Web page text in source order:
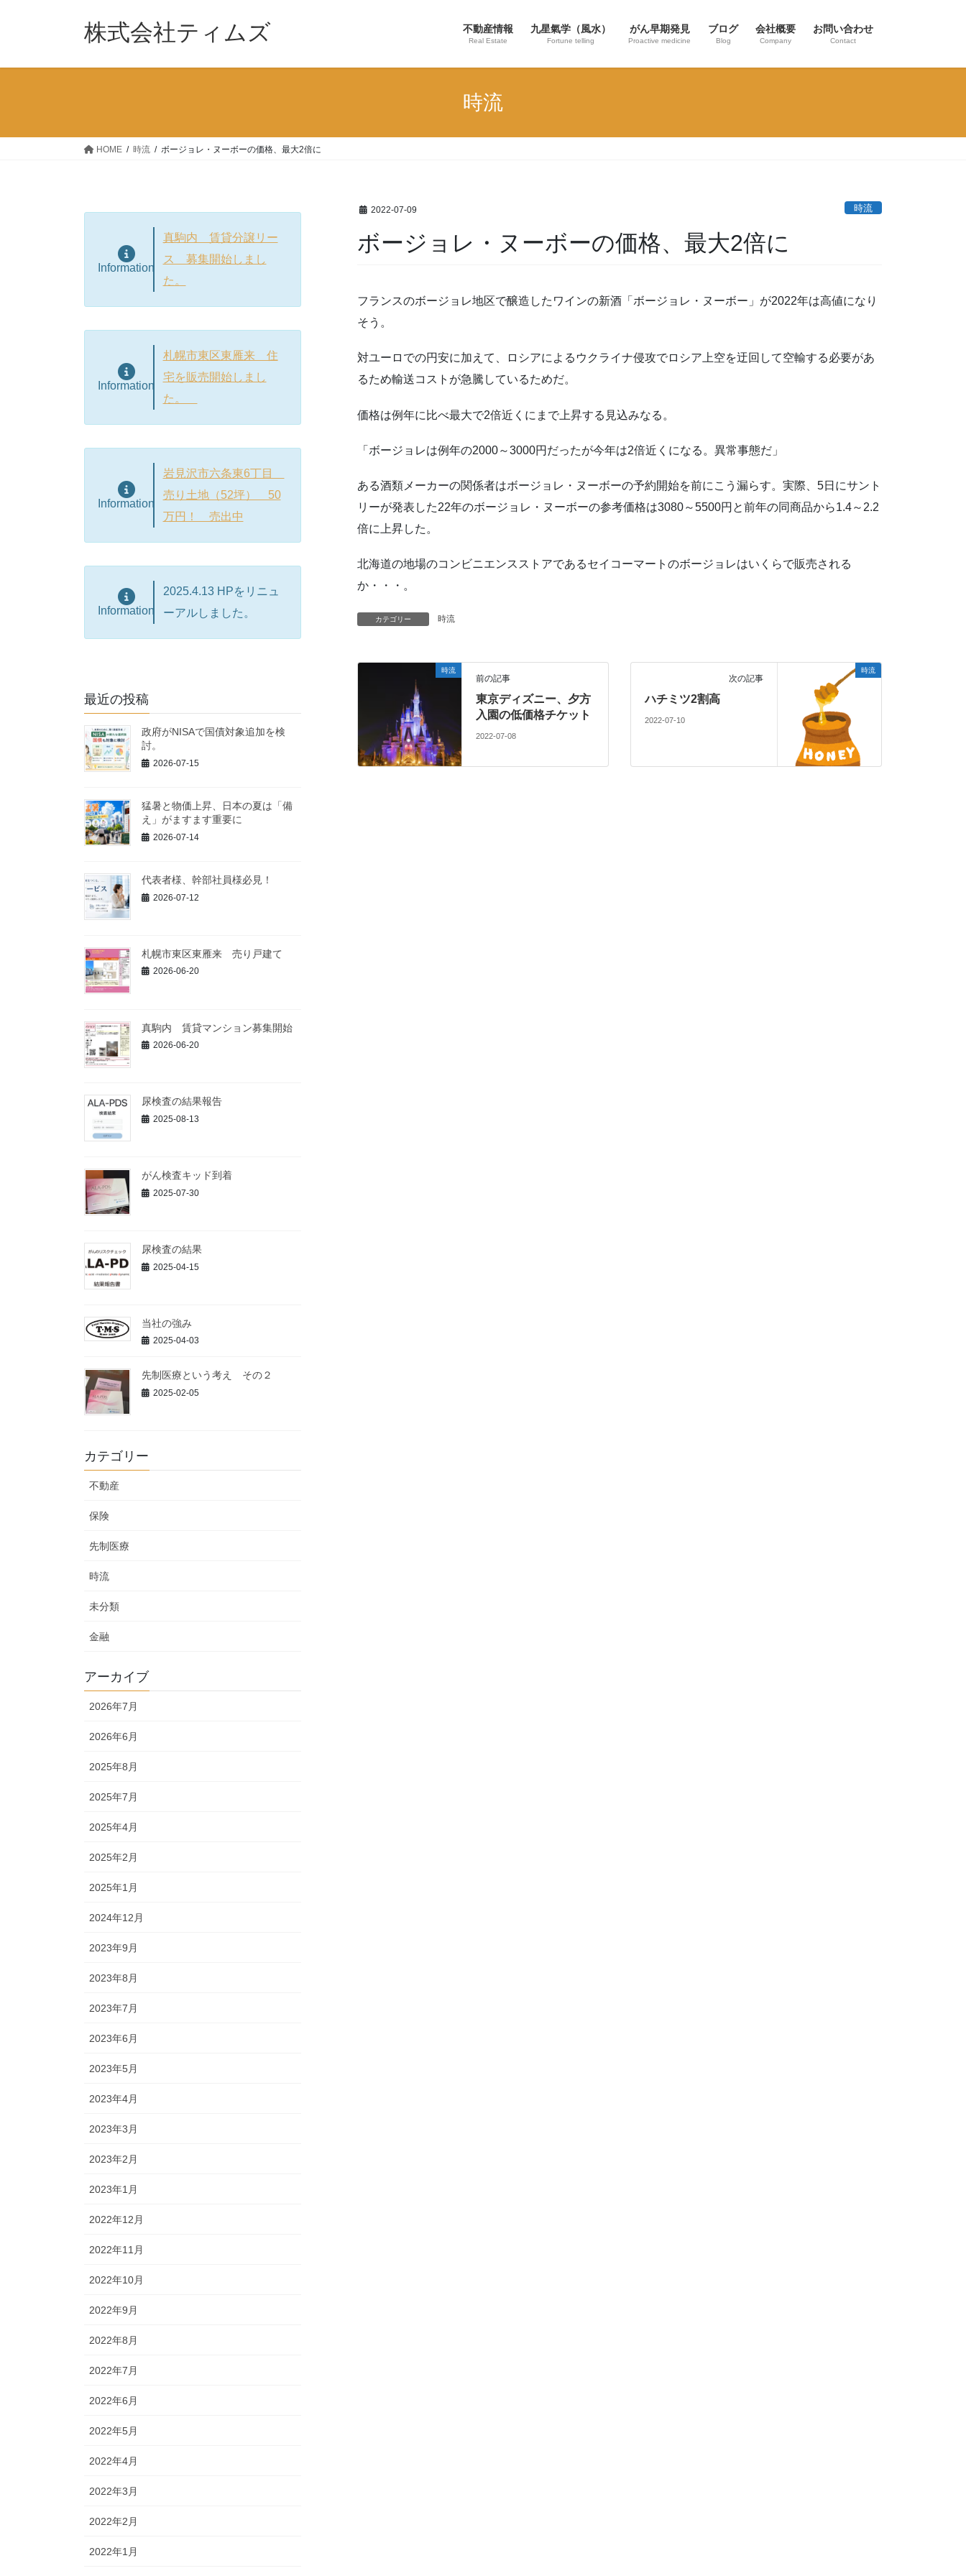
株式会社ティムズ 不動産情報
Real Estate
九星氣学（風水）
Fortune telling
がん早期発見
Proactive medicine
ブログ
Blog
会社概要
Company
お問い合わせ
Contact
時流
HOME 時流 ボージョレ・ヌーボーの価格、最大2倍に
2022-07-09 時流
ボージョレ・ヌーボーの価格、最大2倍に
フランスのボージョレ地区で醸造したワインの新酒「ボージョレ・ヌーボー」が2022年は高値になり
そう。
対ユーロでの円安に加えて、ロシアによるウクライナ侵攻でロシア上空を迂回して空輸する必要があ
るため輸送コストが急騰しているためだ。
価格は例年に比べ最大で2倍近くにまで上昇する見込みなる。
「ボージョレは例年の2000～3000円だったが今年は2倍近くになる。異常事態だ」
ある酒類メーカーの関係者はボージョレ・ヌーボーの予約開始を前にこう漏らす。実際、5日にサント
リーが発表した22年のボージョレ・ヌーボーの参考価格は3080～5500円と前年の同商品から1.4～2.2
倍に上昇した。
北海道の地場のコンビニエンスストアであるセイコーマートのボージョレはいくらで販売される
か・・・。
カテゴリー 時流
時流
前の記事
東京ディズニー、夕方
入園の低価格チケット
2022-07-08
時流
次の記事
ハチミツ2割高
2022-07-10
Information
真駒内 賃貸分譲リー
ス 募集開始しまし
た。
Information
札幌市東区東雁来 住
宅を販売開始しまし
た。
Information
岩見沢市六条東6丁目
売り土地（52坪） 50
万円！ 売出中
Information
2025.4.13 HPをリニュ
ーアルしました。
最近の投稿
政府がNISAで国債対象追加を検
討。
2026-07-15
猛暑と物価上昇、日本の夏は「備
え」がますます重要に
2026-07-14
代表者様、幹部社員様必見！
2026-07-12
札幌市東区東雁来 売り戸建て
2026-06-20
真駒内 賃貸マンション募集開始
2026-06-20
尿検査の結果報告
2025-08-13
がん検査キッド到着
2025-07-30
尿検査の結果
2025-04-15
当社の強み
2025-04-03
先制医療という考え その２
2025-02-05
カテゴリー
不動産
保険
先制医療
時流
未分類
金融
アーカイブ
2026年7月
2026年6月
2025年8月
2025年7月
2025年4月
2025年2月
2025年1月
2024年12月
2023年9月
2023年8月
2023年7月
2023年6月
2023年5月
2023年4月
2023年3月
2023年2月
2023年1月
2022年12月
2022年11月
2022年10月
2022年9月
2022年8月
2022年7月
2022年6月
2022年5月
2022年4月
2022年3月
2022年2月
2022年1月